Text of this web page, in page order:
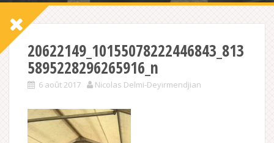
20622149_10155078222446843_813
5895228296265916_n
6 août 2017 Nicolas Delmi-Deyirmendjian